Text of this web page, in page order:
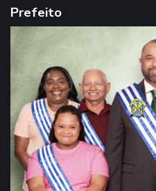
Prefeito